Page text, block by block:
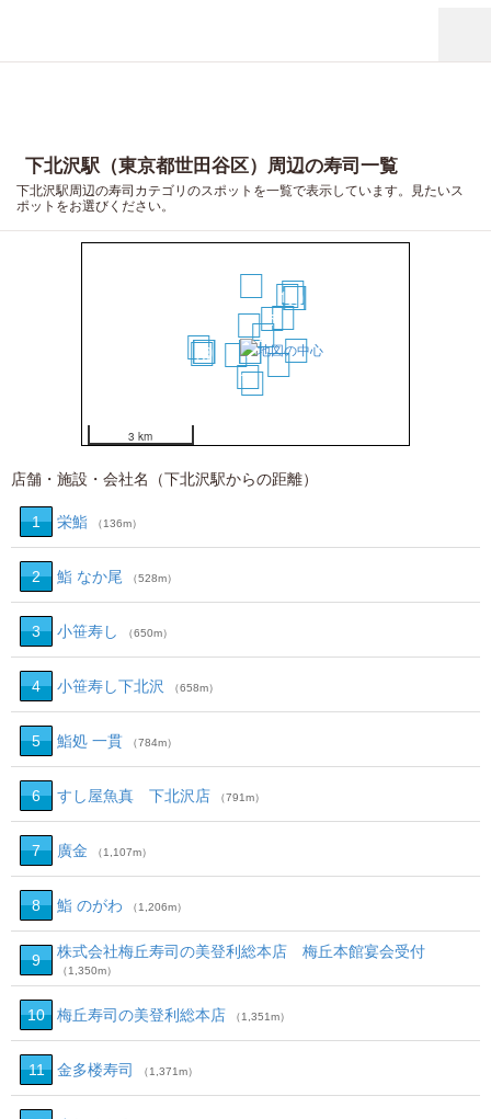
下北沢駅（東京都世田谷区）周辺の寿司一覧
下北沢駅周辺の寿司カテゴリのスポットを一覧で表示しています。見たいス
ポットをお選びください。
1 2
3
4
5
10
11
12
13
14
15
16
17
18
19
20
3 km
店舗・施設・会社名（下北沢駅からの距離）
1 栄鮨 （136m）
2 鮨 なか尾 （528m）
3 小笹寿し （650m）
4 小笹寿し下北沢 （658m）
5 鮨処 一貫 （784m）
6 すし屋魚真 下北沢店 （791m）
7 廣金 （1,107m）
8 鮨 のがわ （1,206m）
9 株式会社梅丘寿司の美登利総本店 梅丘本館宴会受付
（1,350m）
10 梅丘寿司の美登利総本店 （1,351m）
11 金多楼寿司 （1,371m）